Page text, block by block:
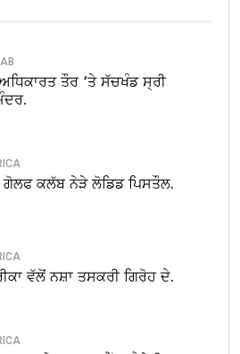
ਤੌਰ ‘ਤੇ ਸੱਚਖੰਡ ਸ੍ਰੀ
ਕਲੱਬ ਨੇੜੇ ਲੋਡਿਡ ਪਿਸਤੌਲ.
ਵੱਲੋਂ ਨਸ਼ਾ ਤਸਕਰੀ ਗਿਰੋਹ ਦੇ.